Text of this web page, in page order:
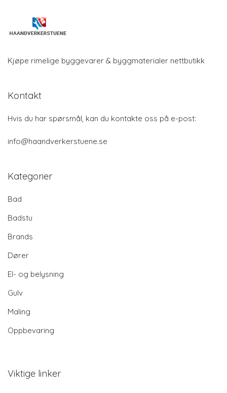
Kjøpe rimelige byggevarer & byggmaterialer nettbutikk
Kontakt
Hvis du har spørsmål, kan du kontakte oss på e-post:
info@haandverkerstuene.se
Kategorier
Bad
Badstu
Brands
Dører
El- og belysning
Gulv
Maling
Oppbevaring
Viktige linker